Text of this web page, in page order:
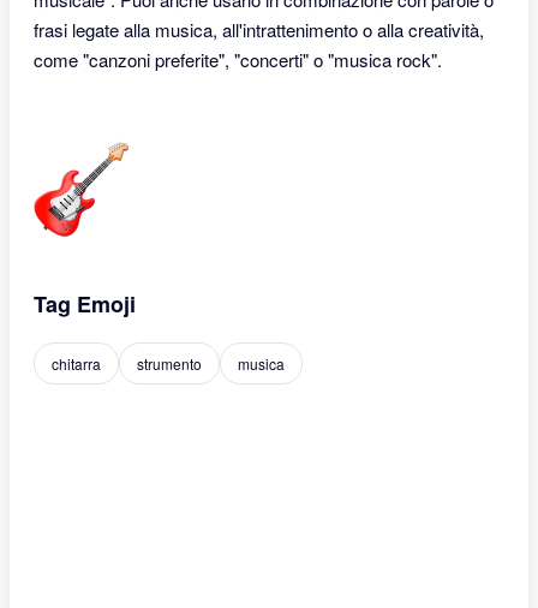
frasi legate alla musica, all'intrattenimento o alla creatività,
come "canzoni preferite", "concerti" o "musica rock".
Tag Emoji
chitarra strumento musica